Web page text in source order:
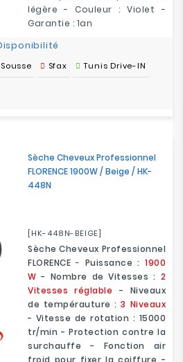
légère - Couleur : Violet -
Garantie : 1an
Sousse Sfax Tunis Drive-IN
Sèche Cheveux Professionnel
FLORENCE 1900W / Beige / HK-
448N
[HK-448N-BEIGE]
Sèche Cheveux Professionnel
FLORENCE - Puissance : 1900
W - Nombre de Vitesses : 2
Vitesses réglable - Niveaux
de tempérauture :3 Niveaux
- Vitesse de rotation : 15000
tr/min - Protection contre la
surchauffe - Fonction air
froid pour fixer la coiffure -